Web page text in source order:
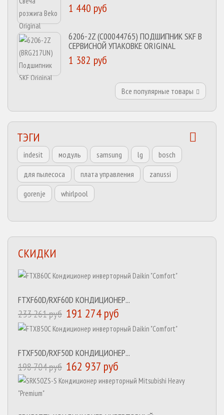
1 440 руб
6206-2Z (C00044765) ПОДШИПНИК SKF В
СЕРВИСНОЙ УПАКОВКЕ ORIGINAL
1 382 руб
Все популярные товары
ТЭГИ
indesit модуль samsung lg
bosch
для пылесоса
плата управления
zanussi
gorenje
whirlpool
СКИДКИ
FTXF60D/RXF60D КОНДИЦИОНЕР...
233 261 руб 191 274 руб
FTXF50D/RXF50D КОНДИЦИОНЕР...
198 704 руб 162 937 руб